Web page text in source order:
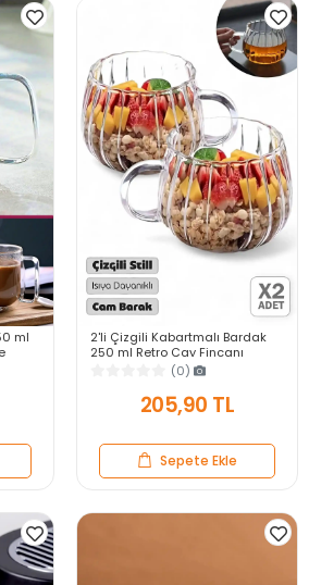
ml
2'li Çizgili Kabartmalı Bardak
250 ml Retro Çay Fincanı
Kahve Sunum Bardağı Dayanıklı
(0)
205,90 TL
Sepete Ekle